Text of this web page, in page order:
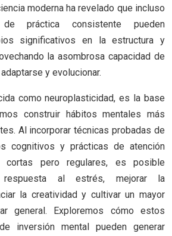
moderna ha revelado que incluso
práctica consistente pueden
significativos en la estructura y
la asombrosa capacidad de
y evolucionar.
como neuroplasticidad, es la base
construir hábitos mentales más
Al incorporar técnicas probadas de
cognitivos y prácticas de atención
cortas pero regulares, es posible
respuesta al estrés, mejorar la
la creatividad y cultivar un mayor
general. Exploremos cómo estos
inversión mental pueden generar